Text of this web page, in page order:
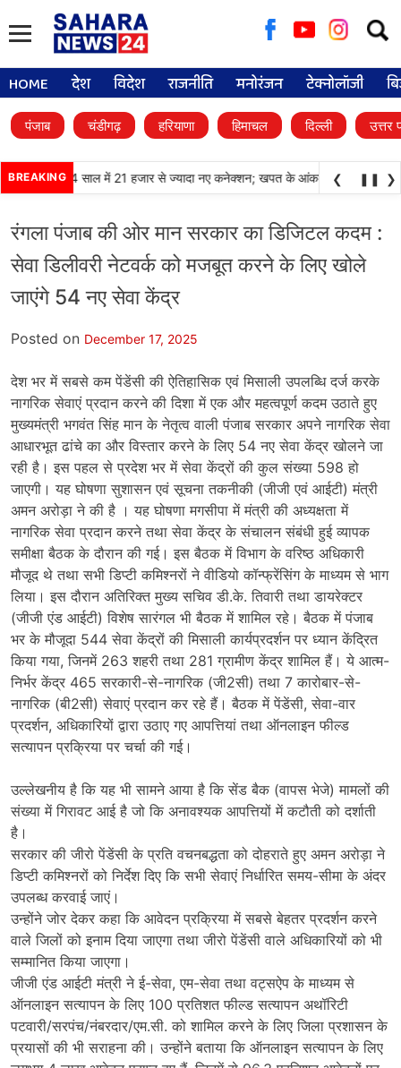
for:
HOME देश विदेश राजनीति मनोरंजन टेक्नोलॉजी
पंजाब चंडीगढ़ हरियाणा हिमाचल दिल्ली उत्तर
BREAKING
की मांग, 4 साल में 21 हजार से ज्यादा नए कनेक्शन; खपत के आंकड़े भी चौंकाने वाले •
❮ ❚❚ ❯
रंगला पंजाब की ओर मान सरकार का डिजिटल कदम :
सेवा डिलीवरी नेटवर्क को मजबूत करने के लिए खोले
जाएंगे 54 नए सेवा केंद्र
Posted on December 17, 2025
देश भर में सबसे कम पेंडेंसी की ऐतिहासिक एवं मिसाली उपलब्धि दर्ज करके
नागरिक सेवाएं प्रदान करने की दिशा में एक और महत्वपूर्ण कदम उठाते हुए
मुख्यमंत्री भगवंत सिंह मान के नेतृत्व वाली पंजाब सरकार अपने नागरिक सेवा
आधारभूत ढांचे का और विस्तार करने के लिए 54 नए सेवा केंद्र खोलने जा
रही है। इस पहल से प्रदेश भर में सेवा केंद्रों की कुल संख्या 598 हो
जाएगी। यह घोषणा सुशासन एवं सूचना तकनीकी (जीजी एवं आईटी) मंत्री
अमन अरोड़ा ने की है । यह घोषणा मगसीपा में मंत्री की अध्यक्षता में
नागरिक सेवा प्रदान करने तथा सेवा केंद्र के संचालन संबंधी हुई व्यापक
समीक्षा बैठक के दौरान की गई। इस बैठक में विभाग के वरिष्ठ अधिकारी
मौजूद थे तथा सभी डिप्टी कमिश्नरों ने वीडियो कॉन्फ्रेंसिंग के माध्यम से भाग
लिया। इस दौरान अतिरिक्त मुख्य सचिव डी.के. तिवारी तथा डायरेक्टर
(जीजी एंड आईटी) विशेष सारंगल भी बैठक में शामिल रहे। बैठक में पंजाब
भर के मौजूदा 544 सेवा केंद्रों की मिसाली कार्यप्रदर्शन पर ध्यान केंद्रित
किया गया, जिनमें 263 शहरी तथा 281 ग्रामीण केंद्र शामिल हैं। ये आत्म-
निर्भर केंद्र 465 सरकारी-से-नागरिक (जी2सी) तथा 7 कारोबार-से-
नागरिक (बी2सी) सेवाएं प्रदान कर रहे हैं। बैठक में पेंडेंसी, सेवा-वार
प्रदर्शन, अधिकारियों द्वारा उठाए गए आपत्तियां तथा ऑनलाइन फील्ड
सत्यापन प्रक्रिया पर चर्चा की गई।
उल्लेखनीय है कि यह भी सामने आया है कि सेंड बैक (वापस भेजे) मामलों की
संख्या में गिरावट आई है जो कि अनावश्यक आपत्तियों में कटौती को दर्शाती
है।
सरकार की जीरो पेंडेंसी के प्रति वचनबद्धता को दोहराते हुए अमन अरोड़ा ने
डिप्टी कमिश्नरों को निर्देश दिए कि सभी सेवाएं निर्धारित समय-सीमा के अंदर
उपलब्ध करवाई जाएं।
उन्होंने जोर देकर कहा कि आवेदन प्रक्रिया में सबसे बेहतर प्रदर्शन करने
वाले जिलों को इनाम दिया जाएगा तथा जीरो पेंडेंसी वाले अधिकारियों को भी
सम्मानित किया जाएगा।
जीजी एंड आईटी मंत्री ने ई-सेवा, एम-सेवा तथा वट्सऐप के माध्यम से
ऑनलाइन सत्यापन के लिए 100 प्रतिशत फील्ड सत्यापन अथॉरिटी
पटवारी/सरपंच/नंबरदार/एम.सी. को शामिल करने के लिए जिला प्रशासन के
प्रयासों की भी सराहना की। उन्होंने बताया कि ऑनलाइन सत्यापन के लिए